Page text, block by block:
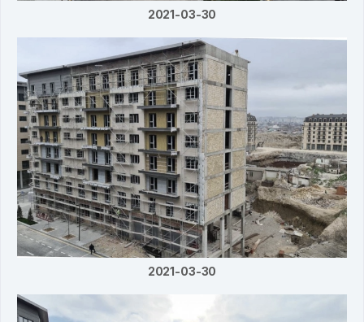
2021-03-30
2021-03-30